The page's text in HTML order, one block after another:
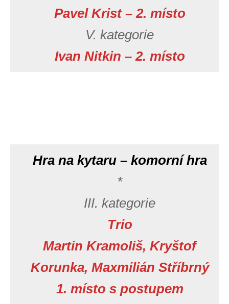
Pavel Krist – 2. místo
V. kategorie
Ivan Nitkin – 2. místo
Hra na kytaru – komorní hra
*
III. kategorie
Trio
Martin Kramoliš, Kryštof
Korunka, Maxmilián Stříbrný
1. místo s postupem